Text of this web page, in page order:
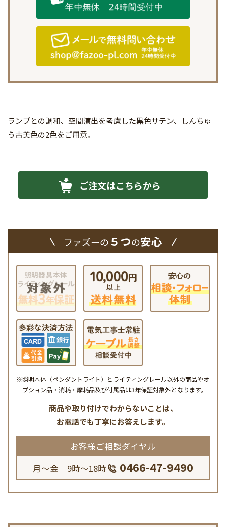
ランプとの調和、空間演出を考慮した黒色サテン、しんちゅ
う古美色の2色をご用意。
ご注文はこちらから
ファズーの５つの安心
※照明本体（ペンダントライト）とライティングレール以外の商品やオ
プション品・消耗・摩耗品及び付属品は3年保証対象外となります。
商品や取り付けでわからないことは、
お電話でも丁寧にお答えします。
お客様ご相談ダイヤル
月～金 9時～18時
0466-47-9490